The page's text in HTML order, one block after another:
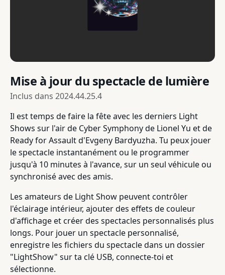
Mise à jour du spectacle de lumière
Inclus dans 2024.44.25.4
Il est temps de faire la fête avec les derniers Light
Shows sur l'air de Cyber Symphony de Lionel Yu et de
Ready for Assault d'Evgeny Bardyuzha. Tu peux jouer
le spectacle instantanément ou le programmer
jusqu'à 10 minutes à l'avance, sur un seul véhicule ou
synchronisé avec des amis.
Les amateurs de Light Show peuvent contrôler
l'éclairage intérieur, ajouter des effets de couleur
d'affichage et créer des spectacles personnalisés plus
longs. Pour jouer un spectacle personnalisé,
enregistre les fichiers du spectacle dans un dossier
"LightShow" sur ta clé USB, connecte-toi et
sélectionne.